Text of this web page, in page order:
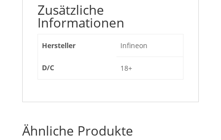
Zusätzliche
Informationen
Hersteller Infineon
D/C 18+
Ähnliche Produkte